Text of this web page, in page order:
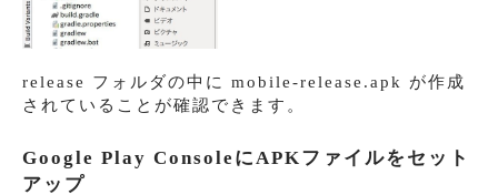
release フォルダの中に mobile-release.apk が作成
されていることが確認できます。
Google Play ConsoleにAPKファイルをセット
アップ